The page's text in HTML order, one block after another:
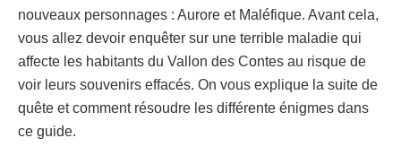
nouveaux personnages : Aurore et Maléfique. Avant cela,
vous allez devoir enquêter sur une terrible maladie qui
affecte les habitants du Vallon des Contes au risque de
voir leurs souvenirs effacés. On vous explique la suite de
quête et comment résoudre les différente énigmes dans
ce guide.